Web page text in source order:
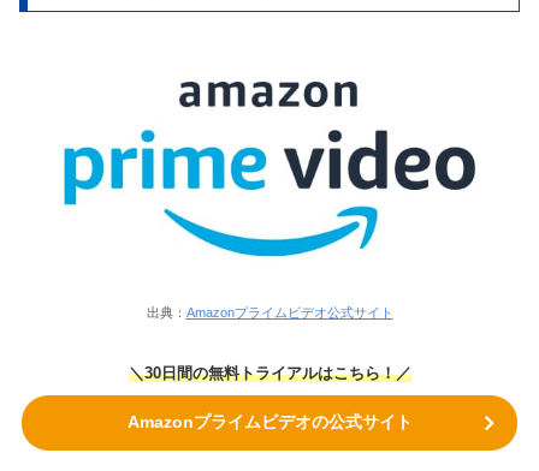
出典： Amazonプライムビデオ公式サイト
＼30日間の無料トライアルはこちら！／
Amazonプライムビデオの公式サイト